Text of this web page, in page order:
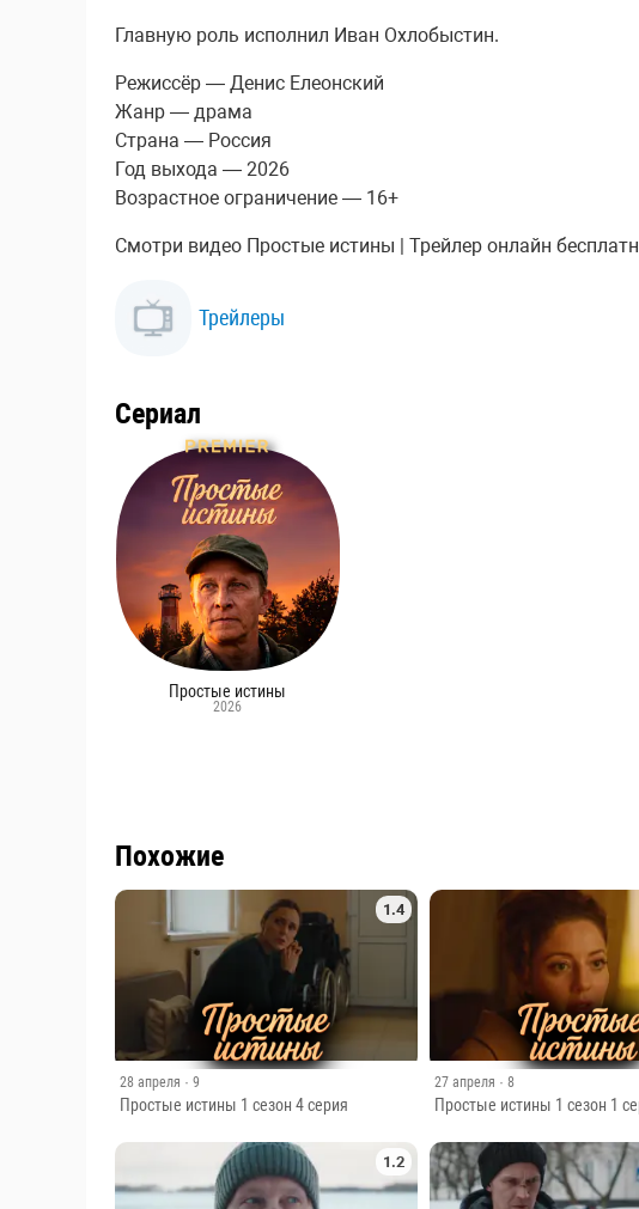
Главную роль исполнил Иван Охлобыстин.
Режиссёр — Денис Елеонский
Жанр — драма
Страна — Россия
Год выхода — 2026
Возрастное ограничение — 16+
Смотри видео Простые истины | Трейлер онлайн
Трейлеры
Сериал
Простые истины
2026
Похожие
1.4
28 апреля · 9
Простые истины 1 сезон 4 серия
27 апреля · 8
Простые истины 1 сезон 1
1.2